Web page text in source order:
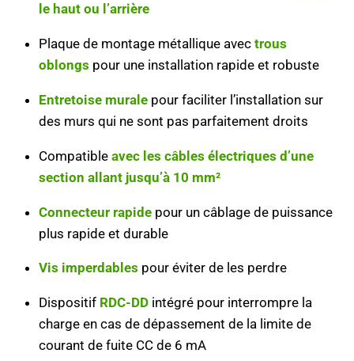
le haut ou l’arrière
Plaque de montage métallique avectrous
oblongs pour une installation rapide et robuste
Entretoise murale pour faciliter l’installation sur
des murs qui ne sont pas parfaitement droits
Compatibleavec les câbles électriques d’une
section allant jusqu’à 10 mm²
Connecteur rapide pour un câblage de puissance
plus rapide et durable
Vis imperdables pour éviter de les perdre
Dispositif RDC-DD intégré pour interrompre la
charge en cas de dépassement de la limite de
courant de fuite CC de 6 mA